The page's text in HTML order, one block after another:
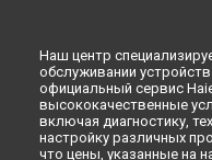
Наш центр
обслуживании
официальный сервис
высококачественные
включая диагностику,
настройку различных
что цены, указанные на